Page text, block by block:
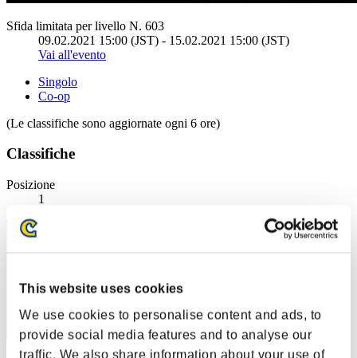
This website uses cookies
We use cookies to personalise content and ads, to
provide social media features and to analyse our
traffic. We also share information about your use of
Sfida limitata per livello N. 603
09.02.2021 15:00 (JST) - 15.02.2021 15:00 (JST)
Vai all'evento
Singolo
Co-op
(Le classifiche sono aggiornate ogni 6 ore)
Classifiche
Posizione
1